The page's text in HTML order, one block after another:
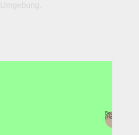
Beuren
(Hochwald)